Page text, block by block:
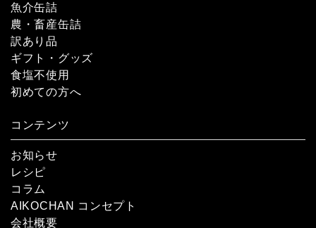
魚介缶詰
農・畜産缶詰
訳あり品
ギフト・グッズ
食塩不使用
初めての方へ
コンテンツ
お知らせ
レシピ
コラム
AIKOCHAN コンセプト
会社概要